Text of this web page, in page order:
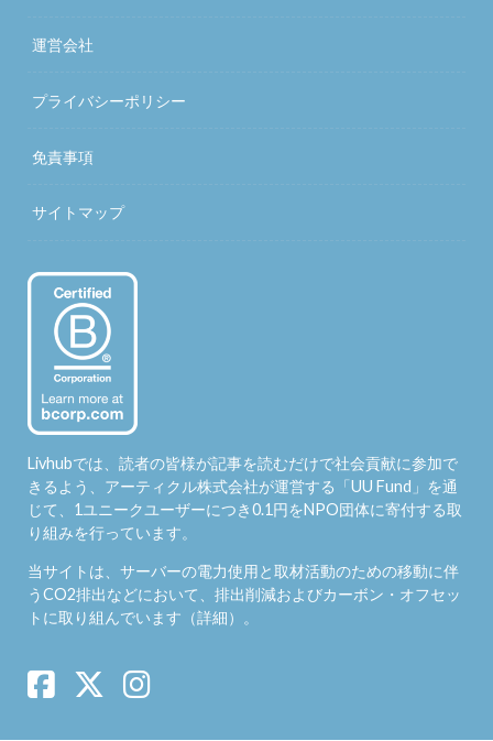
運営会社
プライバシーポリシー
免責事項
サイトマップ
Livhubでは、読者の皆様が記事を読むだけで社会貢献に参加で
きるよう、アーティクル株式会社が運営する「UU Fund 」を通
じて、1ユニークユーザーにつき0.1円をNPO団体に寄付する取
り組みを行っています。
当サイトは、サーバーの電力使用と取材活動のための移動に伴
うCO2排出などにおいて、排出削減およびカーボン・オフセッ
トに取り組んでいます（詳細）。